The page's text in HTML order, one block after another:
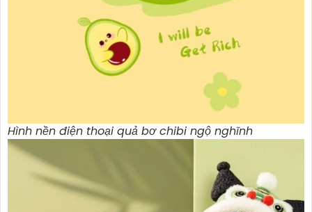
Hình nền điện thoại quả bơ chibi ngộ nghĩnh